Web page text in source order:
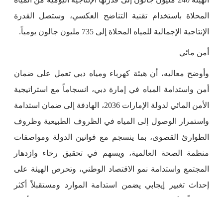
المحلاة باستخدام تقنية التناضح العكسي، وستصل القدرة
الإنتاجية الإجمالية للمياه المحلاة إلى 735 مليون جالون يومياً.
أمن مائي
وأوضح معاليه، أن هيئة كهرباء ومياه دبي تعمل على ضمان
أمن واستدامة المياه في إمارة دبي، انسجاماً مع استراتيجية
الأمن المائي لدولة الإمارات 2036، الهادفة إلى ضمان استدامة
واستمرار الوصول إلى المياه في الظروف الطبيعية وظروف
الطوارئ القصوى، بما ينسجم مع قوانين الدولة ومواصفات
منظمة الصحة العالمية، ويسهم في تحقيق رخاء وازدهار
المجتمع واستدامة نمو الاقتصاد الوطني، وتحرص الهيئة على
إحداث تغيير إيجابي يضمن استدامة الموارد ومستقبلاً أكثر